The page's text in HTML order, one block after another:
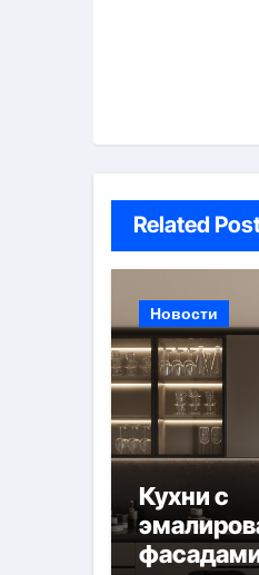
Related
Новости
Кухни с